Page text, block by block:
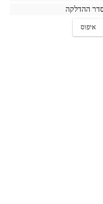
ההדלקה
איפוס